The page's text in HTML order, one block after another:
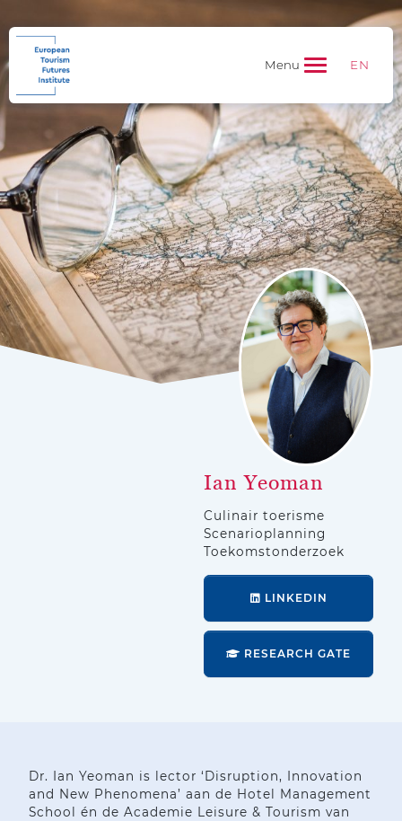
Menu EN
Ian Yeoman
Culinair toerisme
Scenarioplanning
Toekomstonderzoek
LINKEDIN
RESEARCH GATE
Dr. Ian Yeoman is lector ‘Disruption, Innovation
and New Phenomena’ aan de Hotel Management
School én de Academie Leisure & Tourism van